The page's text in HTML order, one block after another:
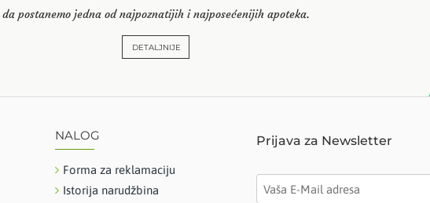
da postanemo jedna od najpoznatijih i najposećenijih apoteka.
DETALJNIJE
NALOG
Forma za reklamaciju
Istorija narudžbina
Prijava za Newsletter